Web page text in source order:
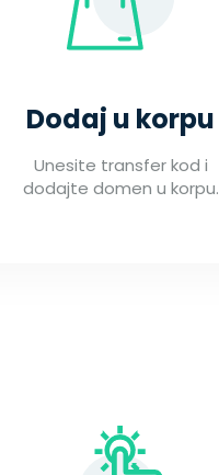
Dodaj u korpu
Unesite transfer kod i
dodajte domen u korpu.